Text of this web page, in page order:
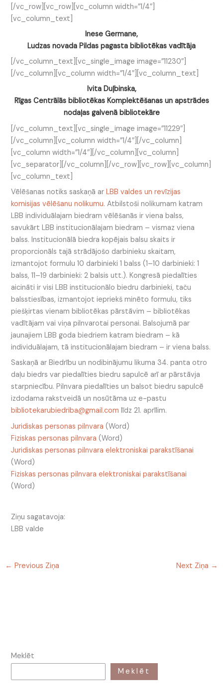
[/vc_row][vc_row][vc_column width=”1/4″]
[vc_column_text]
Inese Germane,
Ludzas novada Pildas pagasta bibliotēkas vadītāja
[/vc_column_text][vc_single_image image=”11230″]
[/vc_column][vc_column width=”1/4″][vc_column_text]
Ivita Duļbinska,
Rīgas Centrālās bibliotēkas Komplektēšanas un apstrādes
nodaļas galvenā bibliotekāre
[/vc_column_text][vc_single_image image=”11229″]
[/vc_column][vc_column width=”1/4″][/vc_column]
[vc_column width=”1/4″][/vc_column][vc_column]
[vc_separator][/vc_column][/vc_row][vc_row][vc_column]
[vc_column_text]
Vēlēšanas notiks saskaņā arLBB valdes un revīzijas
komisijas vēlēšanu nolikumu. Atbilstoši nolikumam katram
LBB individuālajam biedram vēlēšanās ir viena balss,
savukārt LBB institucionālajam biedram – vismaz viena
balss. Institucionālā biedra kopējais balsu skaits ir
proporcionāls tajā strādājošo darbinieku skaitam,
izmantojot formulu 10 darbinieki 1 balss (1–10 darbinieki: 1
balss, 11–19 darbinieki: 2 balsis utt.). Kongresā piedalīties
aicināti ir visi LBB institucionālo biedru darbinieki, taču
balsstiesības, izmantojot iepriekš minēto formulu, tiks
piešķirtas vienam bibliotēkas pārstāvim – bibliotēkas
vadītājam vai viņa pilnvarotai personai. Balsojumā par
jaunajiem LBB goda biedriem katram biedram – kā
individuālajam, tā institucionālajam biedram – ir viena balss.
Saskaņā ar Biedrību un nodibinājumu likuma 34. panta otro
daļu biedrs var piedalīties biedru sapulcē arī ar pārstāvja
starpniecību. Pilnvara piedalīties un balsot biedru sapulcē
izdodama rakstveidā un nosūtāma uz e-pastu
bibliotekarubiedriba@gmail.com līdz 21. aprīlim.
Juridiskas personas pilnvara (Word)
Fiziskas personas pilnvara (Word)
Juridiskas personas pilnvara elektroniskai parakstīšanai
(Word)
Fiziskas personas pilnvara elektroniskai parakstīšanai
(Word)
Ziņu sagatavoja:
LBB valde
← Previous Ziņa Next Ziņa →
Meklēt
Meklēt